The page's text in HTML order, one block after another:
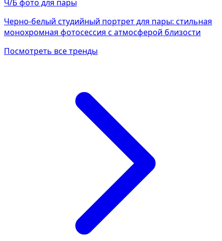
Ч/Б фото для пары
Черно-белый студийный портрет для пары: стильная
монохромная фотосессия с атмосферой близости
Посмотреть все тренды